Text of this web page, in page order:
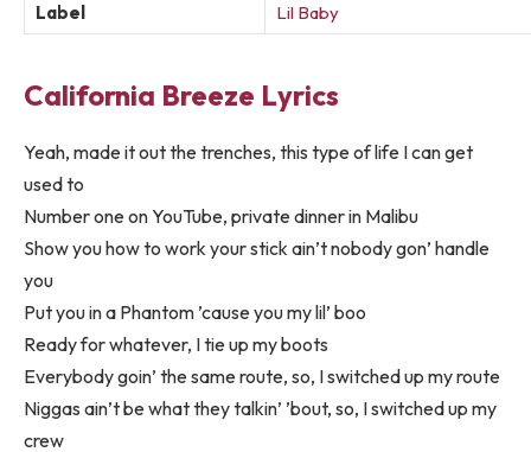
Label
Lil Baby
California Breeze Lyrics
Yeah, made it out the trenches, this type of life I can get
used to
Number one on YouTube, private dinner in Malibu
Show you how to work your stick ain’t nobody gon’ handle
you
Put you in a Phantom ’cause you my lil’ boo
Ready for whatever, I tie up my boots
Everybody goin’ the same route, so, I switched up my route
Niggas ain’t be what they talkin’ ’bout, so, I switched up my
crew